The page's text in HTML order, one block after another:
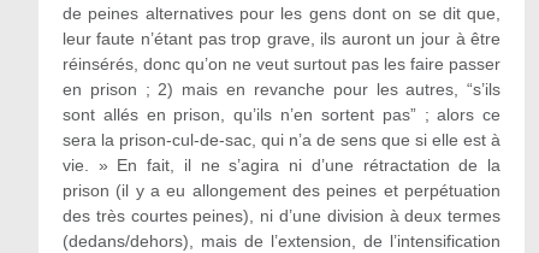
de peines alternatives pour les gens dont on se dit que,
leur faute n’étant pas trop grave, ils auront un jour à être
réinsérés, donc qu’on ne veut surtout pas les faire passer
en prison ; 2) mais en revanche pour les autres, “s’ils
sont allés en prison, qu’ils n’en sortent pas” ; alors ce
sera la prison-cul-de-sac, qui n’a de sens que si elle est à
vie. » En fait, il ne s’agira ni d’une rétractation de la
prison (il y a eu allongement des peines et perpétuation
des très courtes peines), ni d’une division à deux termes
(dedans/dehors), mais de l’extension, de l’intensification